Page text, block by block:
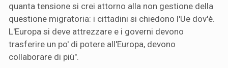
quanta tensione si crei attorno alla non gestione della
questione migratoria: i cittadini si chiedono l'Ue dov'è.
L'Europa si deve attrezzare e i governi devono
trasferire un po' di potere all'Europa, devono
collaborare di più".